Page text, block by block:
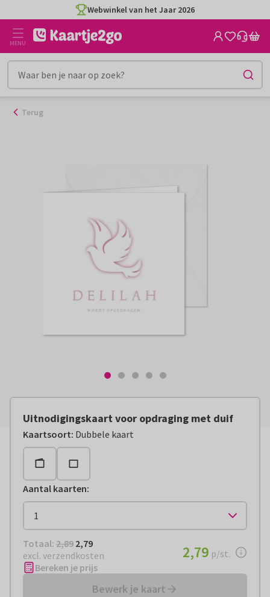
naar
inhoud
Webwinkel van het Jaar 2026
MENU
Terug
Uitnodigingskaart voor opdraging met duif
Kaartsoort: Dubbele kaart
Aantal kaarten:
Totaal: € 2,79
Totaal: 2,89 2,79
excl. verzendkosten
€ 2,79per stuk
2,79 p/st.
Bereken je prijs
Bewerk je kaart